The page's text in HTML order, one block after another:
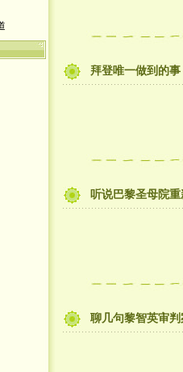
拜登唯一做到的
听说巴黎圣母院
聊几句黎智英审判